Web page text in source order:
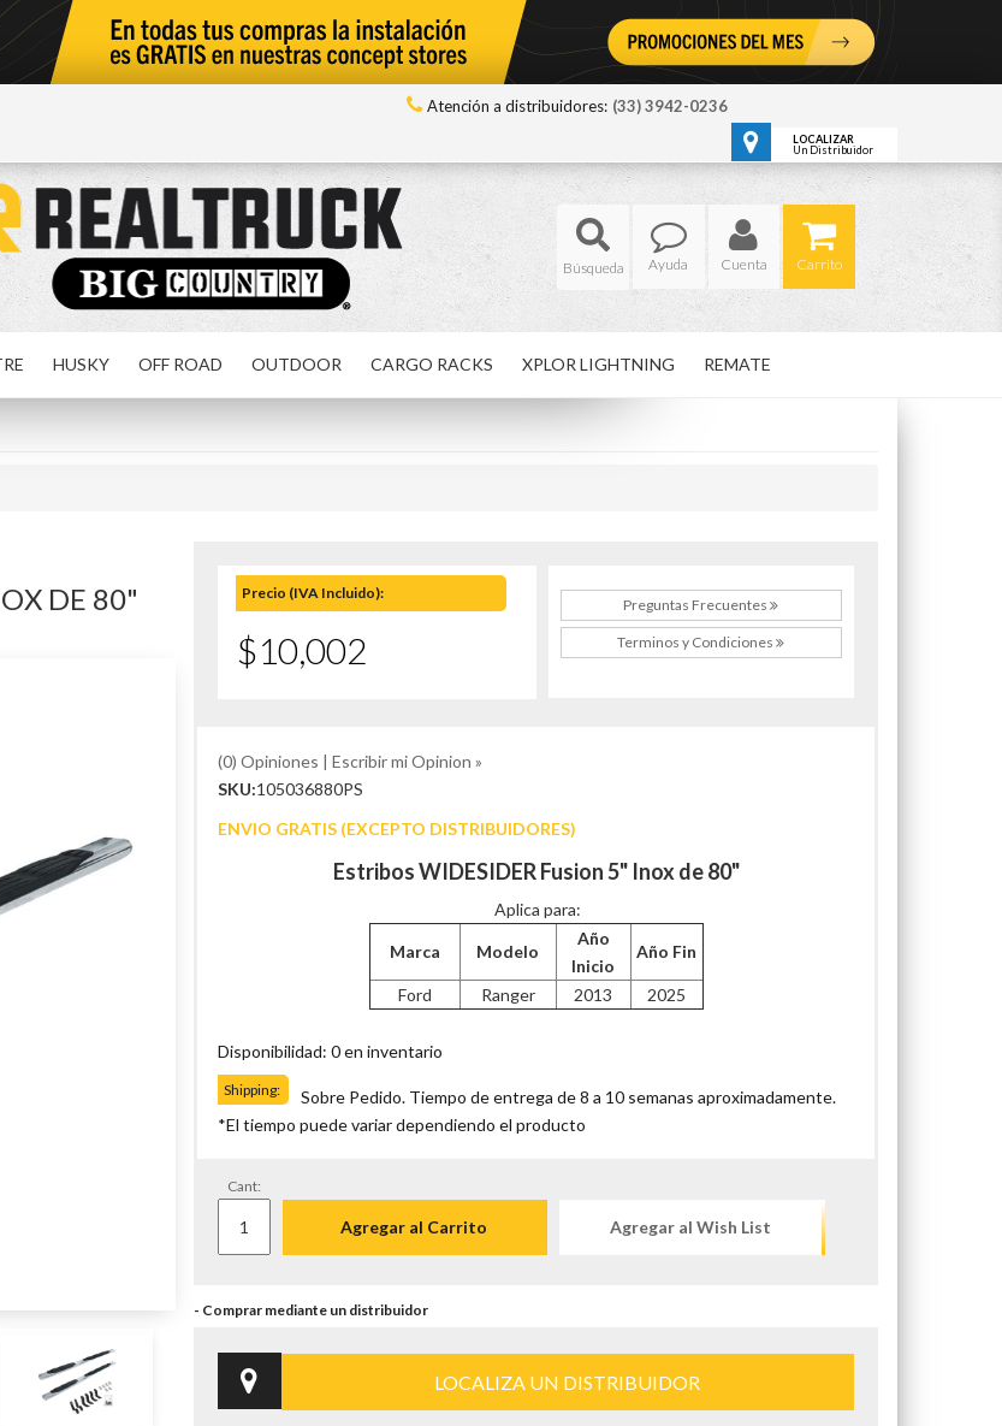
Atención a distribuidores: (33) 3942-0236
LOCALIZAR
Un Distribuidor
Ayuda
Cuenta Carrito
HUSKY OFF ROAD OUTDOOR CARGO RACKS XPLOR LIGHTNING REMATE
DE 80"
Precio (IVA Incluido):
$10,002
Preguntas Frecuentes
Terminos y Condiciones
(0) Opiniones | Escribir mi Opinion »
SKU:105036880PS
ENVIO GRATIS (EXCEPTO DISTRIBUIDORES)
Estribos WIDESIDER Fusion 5" Inox de 80"
Aplica para:
Marca Modelo
Año
Inicio
Año Fin
Ford Ranger 2013 2025
Disponibilidad: 0 en inventario
Shipping:
Sobre Pedido. Tiempo de entrega de 8 a 10 semanas aproximadamente.
*El tiempo puede variar dependiendo el producto
Cant:
Agregar al Carrito Agregar al Wish List
LOCALIZA UN DISTRIBUIDOR